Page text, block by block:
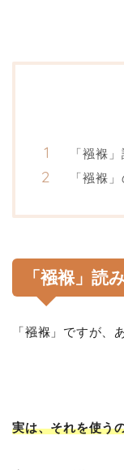
「襁褓
「襁褓
「襁褓」読
「襁褓」ですが、
実は、それを使う